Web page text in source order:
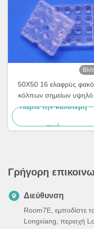
50X50 16 ελαφρύς
κόλπων σημείων υψηλός
επιφάνεια 91%
Πάρτε την καλύτερη
τιμή
Γρήγορη
Διεύθυνση
Room7E, εμποδίστε
Longxiang, περιοχή